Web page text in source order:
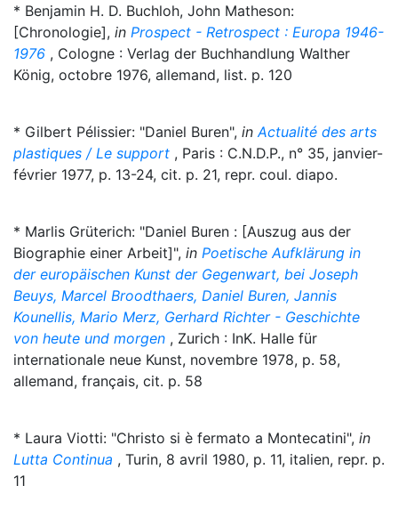
* Benjamin H. D. Buchloh, John Matheson:
[Chronologie], in Prospect - Retrospect : Europa 1946-
1976 , Cologne : Verlag der Buchhandlung Walther
König, octobre 1976, allemand, list. p. 120
* Gilbert Pélissier: "Daniel Buren", in Actualité des arts
plastiques / Le support , Paris : C.N.D.P., n° 35, janvier-
février 1977, p. 13-24, cit. p. 21, repr. coul. diapo.
* Marlis Grüterich: "Daniel Buren : [Auszug aus der
Biographie einer Arbeit]", in Poetische Aufklärung in
der europäischen Kunst der Gegenwart, bei Joseph
Beuys, Marcel Broodthaers, Daniel Buren, Jannis
Kounellis, Mario Merz, Gerhard Richter - Geschichte
von heute und morgen , Zurich : InK. Halle für
internationale neue Kunst, novembre 1978, p. 58,
allemand, français, cit. p. 58
* Laura Viotti: "Christo si è fermato a Montecatini", in
Lutta Continua , Turin, 8 avril 1980, p. 11, italien, repr. p.
11